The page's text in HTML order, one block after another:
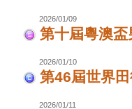
2026/01/09
第十屆粵澳
2026/01/10
第46屆世界
2026/01/11